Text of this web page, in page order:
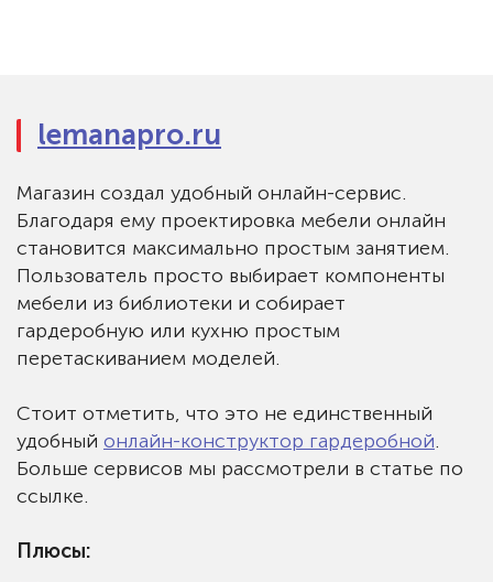
lemanapro.ru
Магазин создал удобный онлайн-сервис.
Благодаря ему проектировка мебели онлайн
становится максимально простым занятием.
Пользователь просто выбирает компоненты
мебели из библиотеки и собирает
гардеробную или кухню простым
перетаскиванием моделей.
Стоит отметить, что это не единственный
удобный онлайн-конструктор гардеробной.
Больше сервисов мы рассмотрели в статье по
ссылке.
Плюсы: